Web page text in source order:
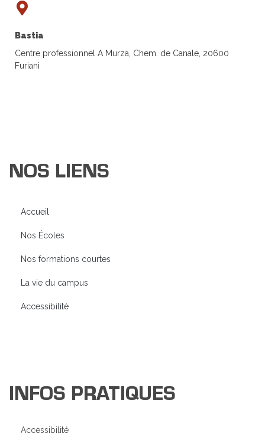
Bastia
Centre professionnel A Murza, Chem. de Canale, 20600
Furiani
NOS LIENS
Accueil
Nos Écoles
Nos formations courtes
La vie du campus
Accessibilité
INFOS PRATIQUES
Accessibilité